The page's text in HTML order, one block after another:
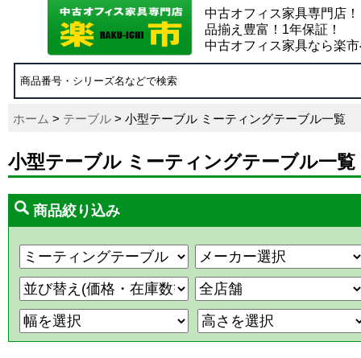
中古オフィス家具専門店！
品揃え豊富！1年保証！
中古オフィス家具なら楽
ホーム > テーブル > 小型テーブル ミーティングテーブル一覧
小型テーブル ミーティングテーブル一覧
商品絞り込み